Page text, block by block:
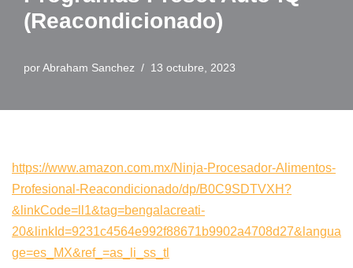
(Reacondicionado)
porAbraham Sanchez 13 octubre, 2023
https://www.amazon.com.mx/Ninja-Procesador-Alimentos-
Profesional-Reacondicionado/dp/B0C9SDTVXH?
&linkCode=ll1&tag=bengalacreati-
20&linkId=9231c4564e992f88671b9902a4708d27&langua
ge=es_MX&ref_=as_li_ss_tl